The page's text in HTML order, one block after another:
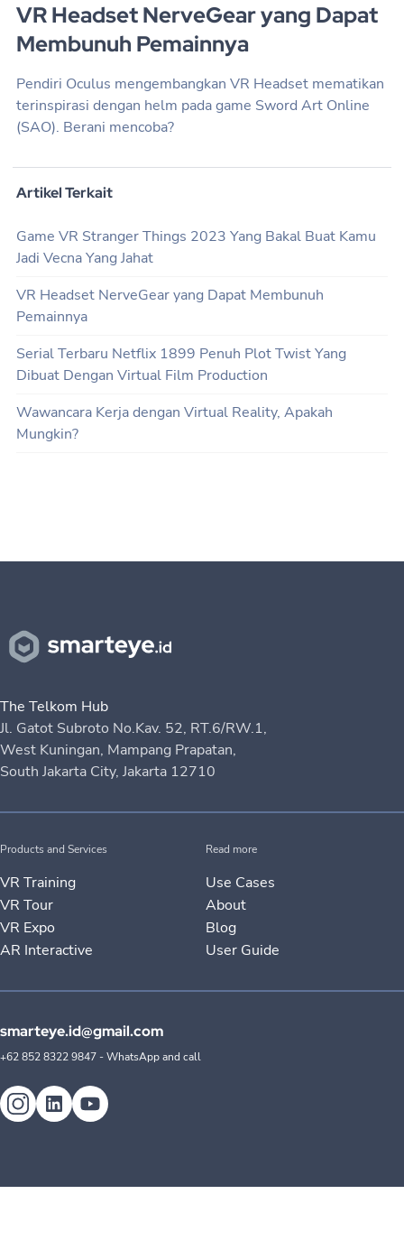
VR Headset NerveGear yang Dapat
Membunuh Pemainnya
Pendiri Oculus mengembangkan VR Headset mematikan
terinspirasi dengan helm pada game Sword Art Online
(SAO). Berani mencoba?
Artikel Terkait
Game VR Stranger Things 2023 Yang Bakal Buat Kamu
Jadi Vecna Yang Jahat
VR Headset NerveGear yang Dapat Membunuh
Pemainnya
Serial Terbaru Netflix 1899 Penuh Plot Twist Yang
Dibuat Dengan Virtual Film Production
Wawancara Kerja dengan Virtual Reality, Apakah
Mungkin?
The Telkom Hub
Jl. Gatot Subroto No.Kav. 52, RT.6/RW.1,
West Kuningan, Mampang Prapatan,
South Jakarta City, Jakarta 12710
Products and Services
VR Training
VR Tour
VR Expo
AR Interactive
Read more
Use Cases
About
Blog
User Guide
smarteye.id@gmail.com
+62 852 8322 9847 - WhatsApp and call